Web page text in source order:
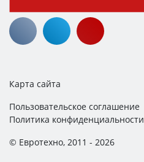
Карта сайта
Пользовательское соглашение
Политика конфиденциальности
© Евротехно, 2011 - 2026